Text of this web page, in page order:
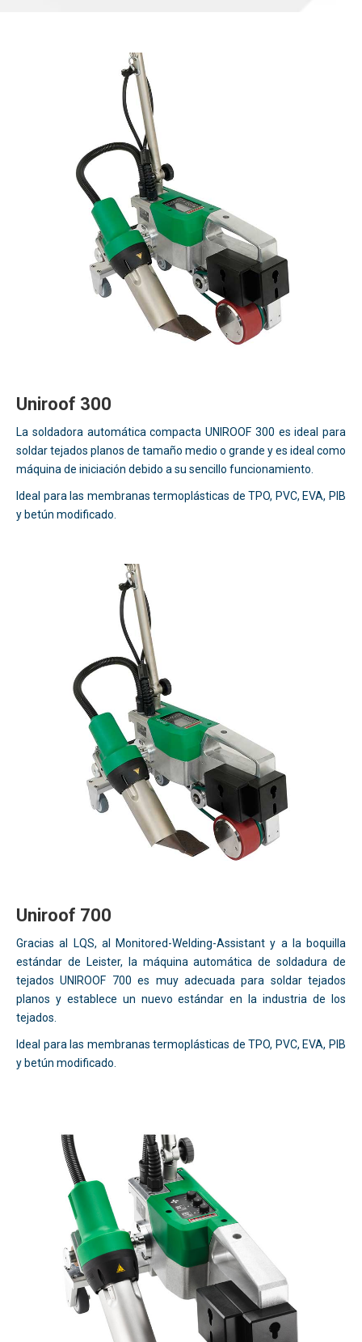
Uniroof 300
La soldadora automática compacta UNIROOF 300 es ideal para
soldar tejados planos de tamaño medio o grande y es ideal como
máquina de iniciación debido a su sencillo funcionamiento.
Ideal para las membranas termoplásticas de TPO, PVC, EVA, PIB
y betún modificado.
Uniroof 700
Gracias al LQS, al Monitored-Welding-Assistant y a la boquilla
estándar de Leister, la máquina automática de soldadura de
tejados UNIROOF 700 es muy adecuada para soldar tejados
planos y establece un nuevo estándar en la industria de los
tejados.
Ideal para las membranas termoplásticas de TPO, PVC, EVA, PIB
y betún modificado.